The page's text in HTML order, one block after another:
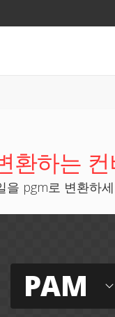
환하는 컨
을 pgm로 변환하
PAM